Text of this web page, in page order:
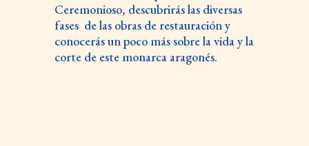
Ceremonioso, descubrirás las diversas
fases de las obras de restauración y
conocerás un poco más sobre la vida y la
corte de este monarca aragonés.